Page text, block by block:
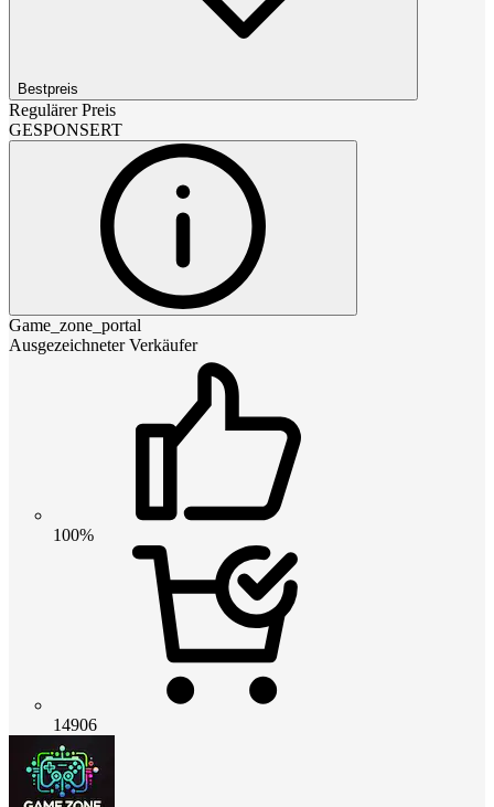
Bestpreis
Regulärer Preis
GESPONSERT
Game_zone_portal
Ausgezeichneter Verkäufer
100%
14906